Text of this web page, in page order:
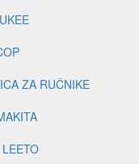
ZA RUČNIKE
LEETO